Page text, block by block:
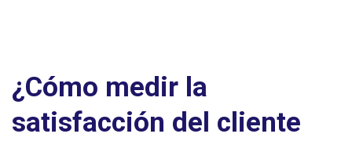
¿Cómo medir la
satisfacción del cliente